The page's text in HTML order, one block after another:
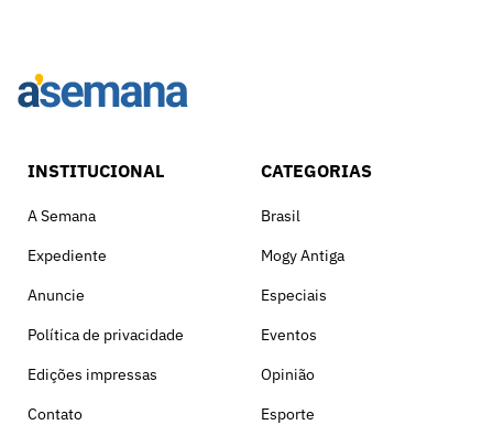
INSTITUCIONAL
A Semana
Expediente
Anuncie
Política de privacidade
Edições impressas
Contato
CATEGORIAS
Brasil
Mogy Antiga
Especiais
Eventos
Opinião
Esporte